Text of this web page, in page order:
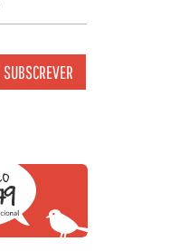
SUBSCREVER